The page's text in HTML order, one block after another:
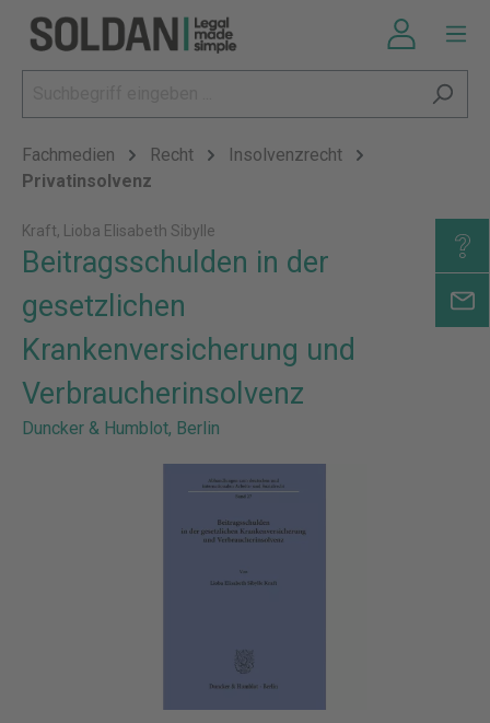
Fachmedien Recht
Insolvenzrecht
Privatinsolvenz
Kraft, Lioba Elisabeth Sibylle
Beitragsschulden in der
gesetzlichen
Krankenversicherung und
Verbraucherinsolvenz
Duncker & Humblot, Berlin